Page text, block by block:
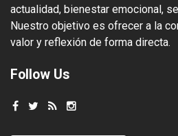
actualidad, bienestar emocional,
Nuestro objetivo es ofrecer a la
valor y reflexión de forma directa.
Follow Us